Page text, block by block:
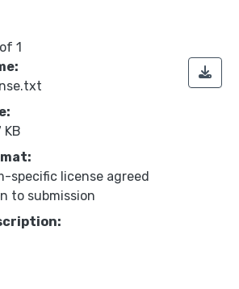
1
KB
specific license agreed
to submission